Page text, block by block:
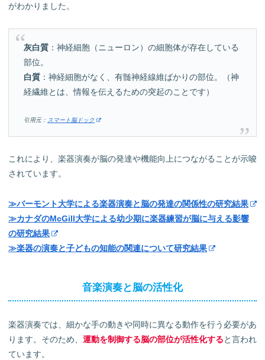
がわかりました。
灰白質 ：神経細胞（ニューロン）の細胞体が存在している
部位。
白質 ：神経細胞がなく、有髄神経線維ばかりの部位。（神
経繊維とは、情報を伝えるための突起のことです）
引用元： スマート脳ドック
これにより、楽器演奏が脳の発達や機能向上につながることが示唆
されています。
≫バーモント大学による楽器演奏と脳の発達の関係性の研究結果
≫カナダのMcGill大学による幼少期に楽器練習が脳に与える影響
の研究結果
≫楽器の演奏と子どもの知能の関連について研究結果
音楽演奏と脳の活性化
楽器演奏では、細かな手の動きや同時に異なる動作を行う必要があ
ります。そのため、 運動を制御する脳の部位が活性化すると言われ
ています。